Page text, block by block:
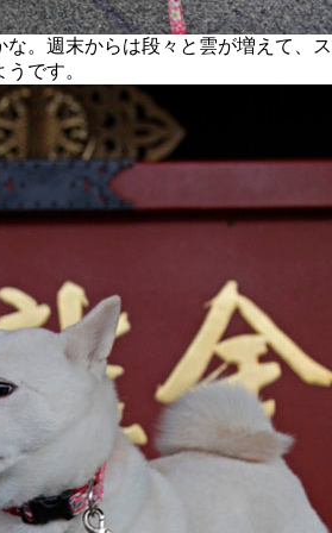
。週末からは段々と雲が増えて、
です。